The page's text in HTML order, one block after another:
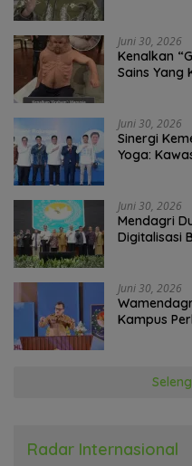
Juni 30, 2026
Kenalkan
Sains Yang
Juni 30, 2026
Sinergi
Yoga:
Juni 30, 2026
Mendagri
Digitalisasi
Juni 30, 2026
Kampus
Radar Internasional